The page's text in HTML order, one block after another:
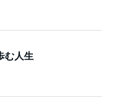
む人生